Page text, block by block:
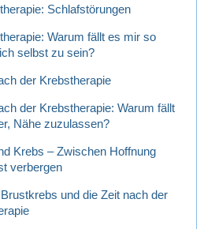
Schlafstörungen
Warum fällt es mir so
selbst zu sein?
der Krebstherapie
der Krebstherapie: Warum fällt
Nähe zuzulassen?
Krebs – Zwischen Hoffnung
verbergen
und die Zeit nach der